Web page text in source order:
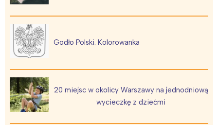
Godło Polski. Kolorowanka
20 miejsc w okolicy Warszawy na jednodniową
wycieczkę z dziećmi